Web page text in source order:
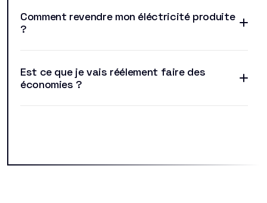
Comment revendre mon éléctricité produite
?
Est ce que je vais réélement faire des
économies ?